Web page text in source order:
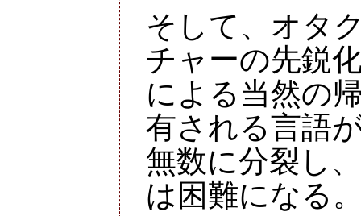
そして、オタ
チャーの先鋭
による当然の
有される言語
無数に分裂し
は困難になる